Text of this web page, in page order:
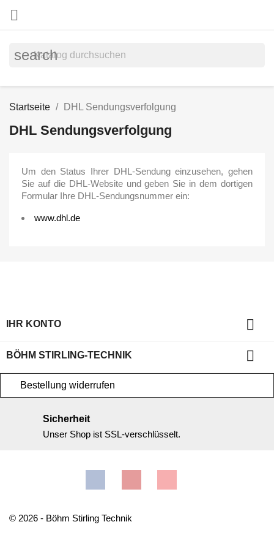

search
Startseite DHL Sendungsverfolgung
DHL Sendungsverfolgung
Um den Status Ihrer DHL-Sendung einzusehen, gehen
Sie auf die DHL-Website und geben Sie in dem dortigen
Formular Ihre DHL-Sendungsnummer ein:
www.dhl.de
IHR KONTO 
BÖHM STIRLING-TECHNIK 
Bestellung widerrufen
Sicherheit
Unser Shop ist SSL-verschlüsselt.
© 2026 - Böhm Stirling Technik